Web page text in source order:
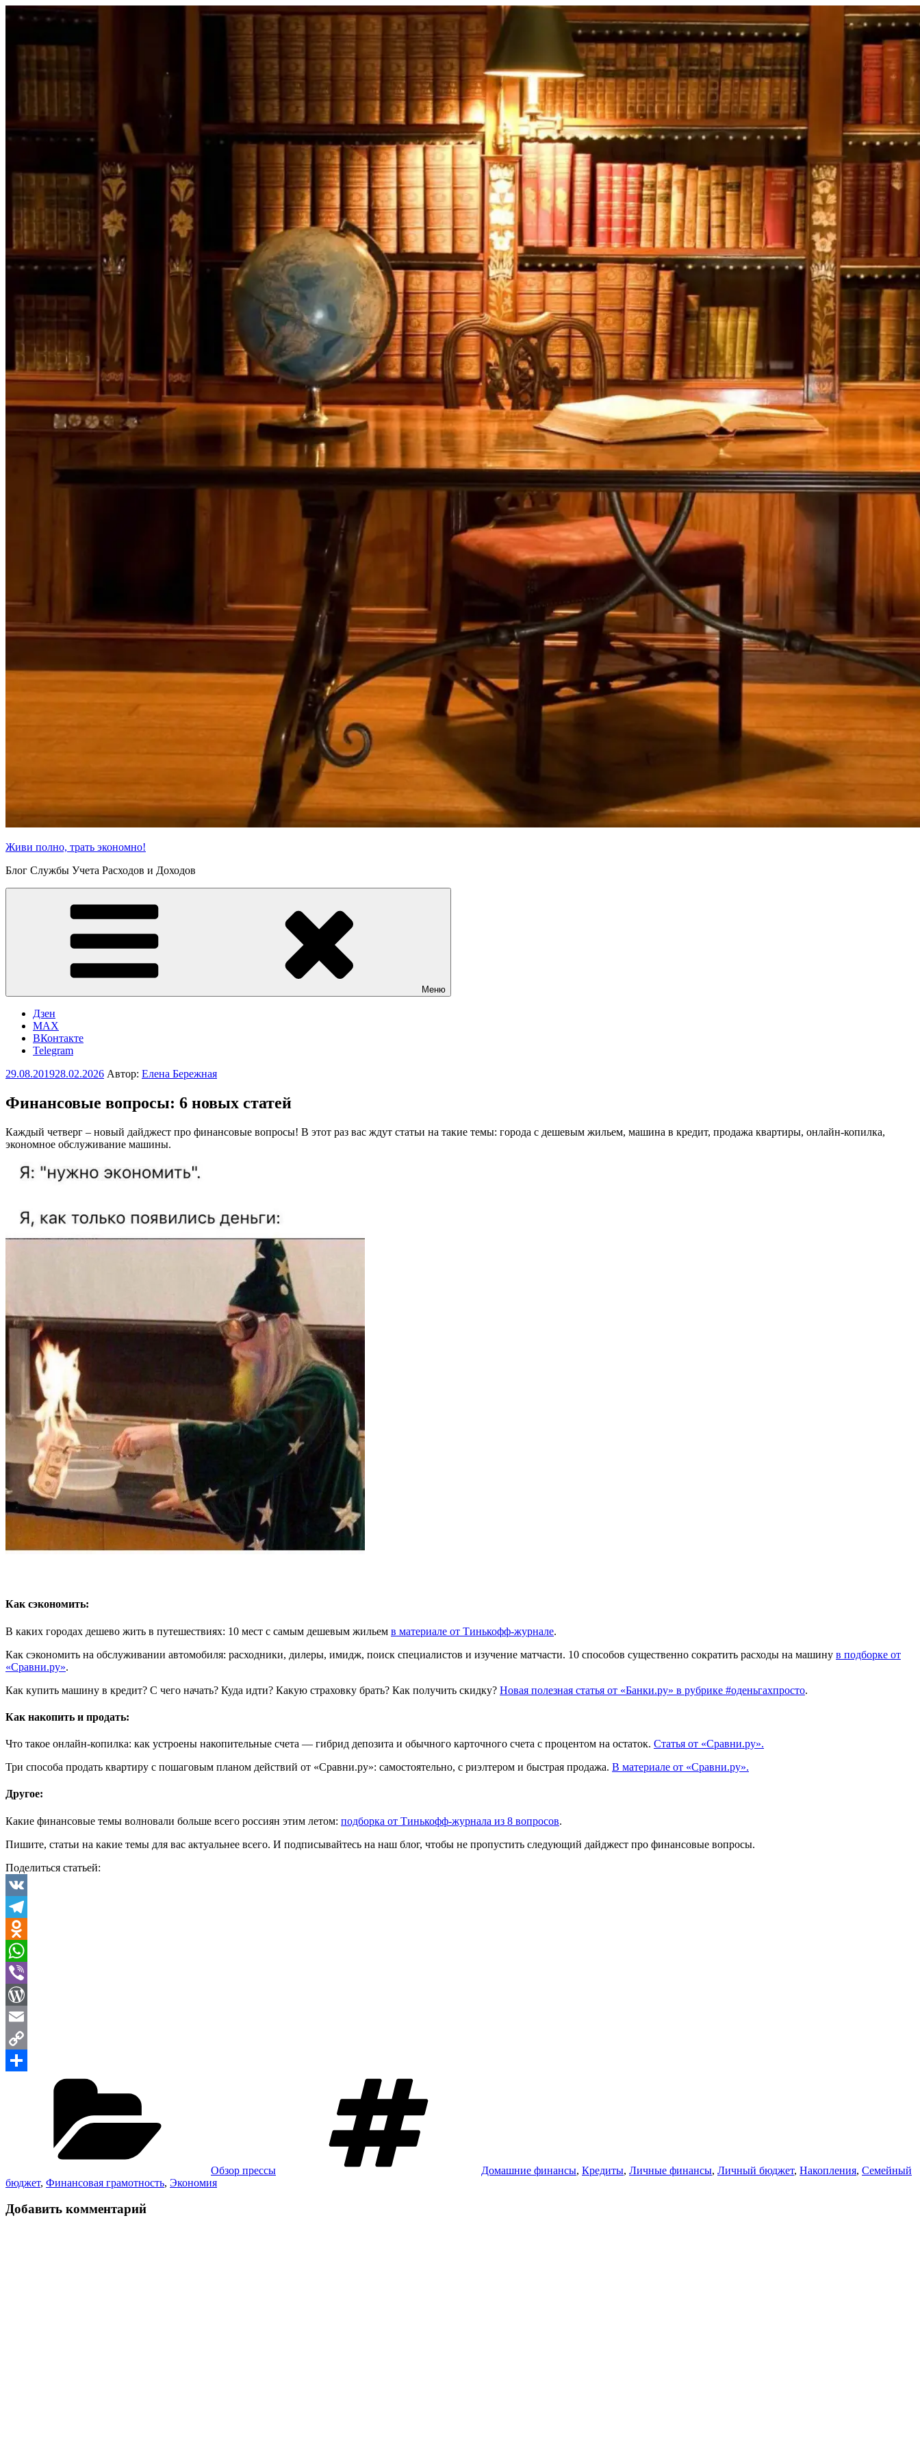
Перейти
Живи полно, трать экономно!
Блог Службы Учета Расходов и Доходов
Меню
Дзен
MAX
ВКонтакте
Telegram
Опубликовано
29.08.201928.02.2026 Автор: Елена Бережная
Финансовые вопросы: 6 новых статей
Каждый четверг – новый дайджест про финансовые вопросы! В этот раз вас ждут статьи на такие темы: города с дешевым жильем, машина в кредит, продажа квартиры, онлайн-копилка,
экономное обслуживание машины.
Как сэкономить:
В каких городах дешево жить в путешествиях: 10 мест с самым дешевым жильем в материале от Тинькофф-журнале.
Как сэкономить на обслуживании автомобиля: расходники, дилеры, имидж, поиск специалистов и изучение матчасти. 10 способов существенно сократить расходы на машину в подборке от
«Сравни.ру».
Как купить машину в кредит? С чего начать? Куда идти? Какую страховку брать? Как получить скидку? Новая полезная статья от «Банки.ру» в рубрике #оденьгахпросто.
Как накопить и продать:
Что такое онлайн-копилка: как устроены накопительные счета — гибрид депозита и обычного карточного счета с процентом на остаток. Статья от «Сравни.ру».
Три способа продать квартиру с пошаговым планом действий от «Сравни.ру»: самостоятельно, с риэлтером и быстрая продажа. В материале от «Сравни.ру».
Другое:
Какие финансовые темы волновали больше всего россиян этим летом: подборка от Тинькофф-журнала из 8 вопросов.
Пишите, статьи на какие темы для вас актуальнее всего. И подписывайтесь на наш блог, чтобы не пропустить следующий дайджест про финансовые вопросы.
Поделиться статьей:
VK
Telegram
Odnoklassniki
WhatsApp
Viber
WordPress
Email
Copy
Отправить
Обзор прессы Домашние финансы, Кредиты, Личные финансы, Личный бюджет, Накопления, Семейный
бюджет, Финансовая грамотность, Экономия
Добавить комментарий